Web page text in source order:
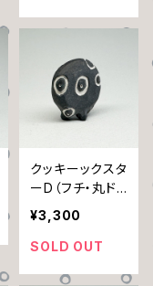
クッキーックスタ
ーD（フチ・丸ドッ
ト）
¥3,300
SOLD OUT